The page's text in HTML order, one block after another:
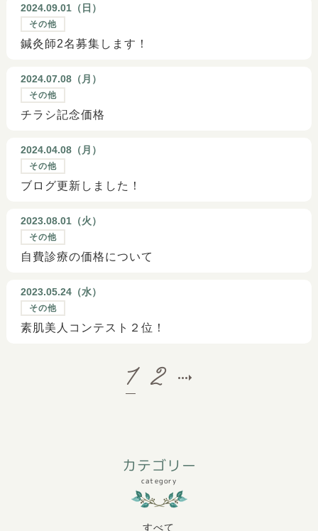
2024.09.01（ 日 ）
その他
鍼灸師2名募集します！
2024.07.08（ 月 ）
その他
チラシ記念価格
2024.04.08（ 月 ）
その他
ブログ更新しました！
2023.08.01（火）
その他
自費診療の価格について
2023.05.24（水）
その他
素肌美人コンテスト２位！
1 2
カテゴリー
category
すべて